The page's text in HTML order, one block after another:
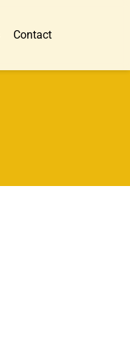
Contact